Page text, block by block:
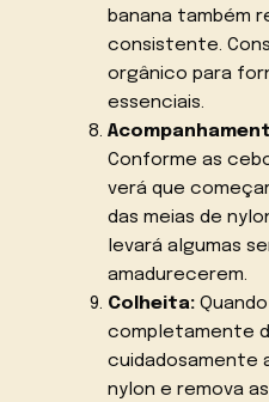
banana também
consistente.
orgânico para
essenciais.
Conforme as
verá que
das meias de
levará algumas
amadurecerem.
Colheita:
completamente
cuidadosamente
nylon e remova